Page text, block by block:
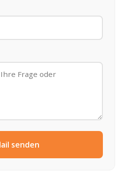
senden